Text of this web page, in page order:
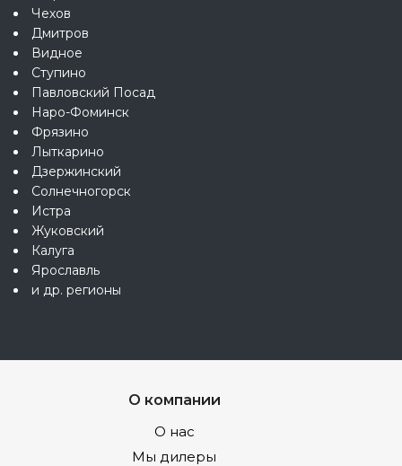
Чехов
Дмитров
Видное
Ступино
Павловский Посад
Наро-Фоминск
Фрязино
Лыткарино
Дзержинский
Солнечногорск
Истра
Жуковский
Калуга
Ярославль
и др. регионы
О компании
О нас
Мы дилеры